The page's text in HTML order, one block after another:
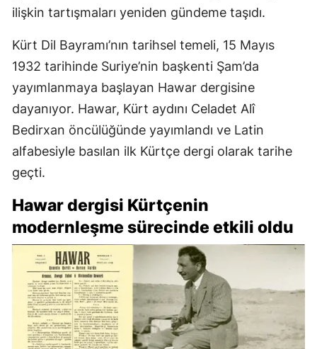
ilişkin tartışmaları yeniden gündeme taşıdı.
Kürt Dil Bayramı’nın tarihsel temeli, 15 Mayıs
1932 tarihinde Suriye’nin başkenti Şam’da
yayımlanmaya başlayan Hawar dergisine
dayanıyor. Hawar, Kürt aydını Celadet Alî
Bedirxan öncülüğünde yayımlandı ve Latin
alfabesiyle basılan ilk Kürtçe dergi olarak tarihe
geçti.
Hawar dergisi Kürtçenin
modernleşme sürecinde etkili oldu